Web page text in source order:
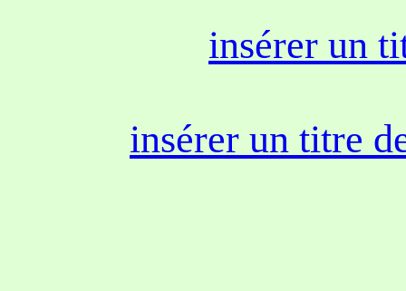
insérer un
insérer un titre